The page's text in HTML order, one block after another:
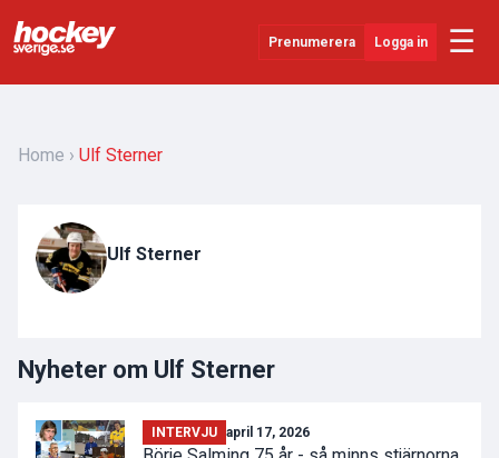
Prenumerera Logga in ☰
YouTube
Evenemang
Övrigt
Home Ulf Sterner
Ulf Sterner
Nyheter om Ulf Sterner
INTERVJU april 17, 2026